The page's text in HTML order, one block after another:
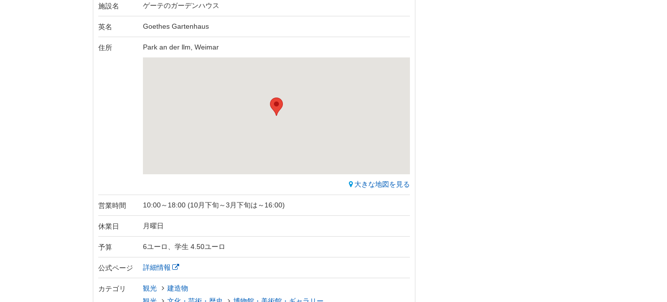
施設名 ゲーテのガーデンハウス
英名 Goethes Gartenhaus
住所 Park an der llm, Weimar
大きな地図を見る
営業時間 10:00～18:00 (10月下旬～3月下旬は～16:00)
休業日 月曜日
予算 6ユーロ、学生 4.50ユーロ
公式ページ 詳細情報
カテゴリ 観光
建造物